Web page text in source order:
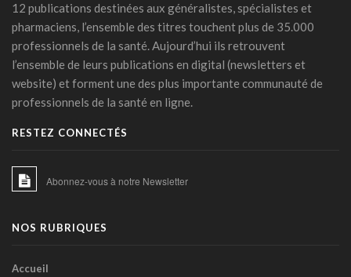
Covid long: une menace silencieuse révélée
06 mars 2026 - 17:24
PFAS: un espoir bactérien
06 mars 2026 - 15:00
12 publications destinées aux généralistes, spécialistes et
pharmaciens, l’ensemble des titres touchent plus de 35.000
professionnels de la santé. Aujourd’hui ils retrouvent
l’ensemble de leurs publications en digital (newsletters et
website) et forment une des plus importante communauté de
professionnels de la santé en ligne.
RESTEZ CONNECTÉS
Abonnez-vous à notre Newsletter
NOS RUBRIQUES
Accueil